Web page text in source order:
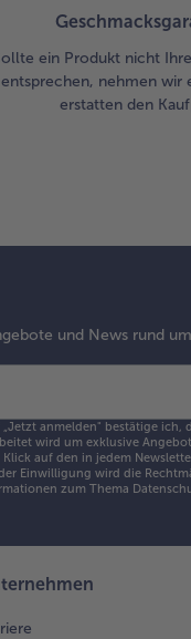
ein Produkt nicht
entsprechen, nehmen wir
erstatten den
und News rund
anmelden" bestätige ich,
wird um exklusive
auf den in jedem
Einwilligung wird die
zum Thema